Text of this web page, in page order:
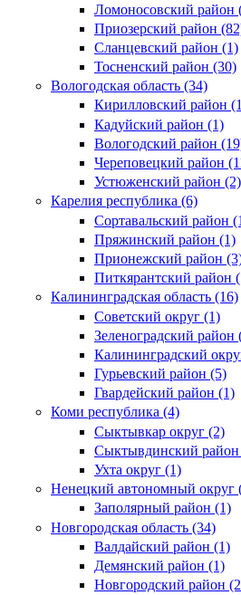
Ломоносовский район
Приозерский район
Сланцевский район (1)
Тосненский район (30)
Вологодская область (34)
Кирилловский район
Кадуйский район (1)
Вологодский район
Череповецкий район
Устюженский район (2)
Карелия республика (6)
Сортавальский район
Пряжинский район (1)
Прионежский район
Питкярантский район
Калининградская область (16)
Советский округ (1)
Зеленоградский район
Калининградский
Гурьевский район (5)
Гвардейский район (1)
Коми республика (4)
Сыктывкар округ (2)
Сыктывдинский район
Ухта округ (1)
Ненецкий автономный округ
Заполярный район (1)
Новгородская область (34)
Валдайский район (1)
Демянский район (1)
Новгородский район